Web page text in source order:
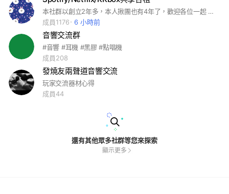
本社群以創立2年多，本人揪團也有4年了，歡迎各位一起 我自己的團還有缺 Spotify 一年590 都是一年團
成員1176
6 小時前
音響交流群
#音響 #耳機 #黑膠 #點唱機
成員208
發燒友兩聲道音響交流
玩家交流器材心得
成員44
還有其他眾多社群等您來探索
顯示更多